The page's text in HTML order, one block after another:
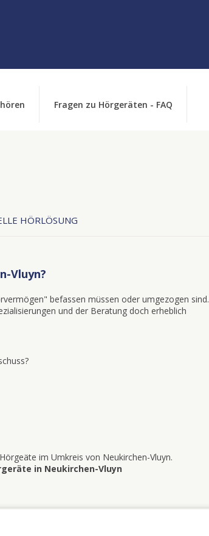
Fragen zu Hörgeräten - FAQ
HÖRLÖSUNG
Vluyn?
befassen müssen oder umgezogen sind.
und der Beratung doch erheblich
im Umkreis von Neukirchen-Vluyn.
in Neukirchen-Vluyn